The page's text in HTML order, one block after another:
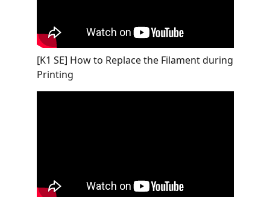
[K1 SE] How to Replace the Filament during
Printing